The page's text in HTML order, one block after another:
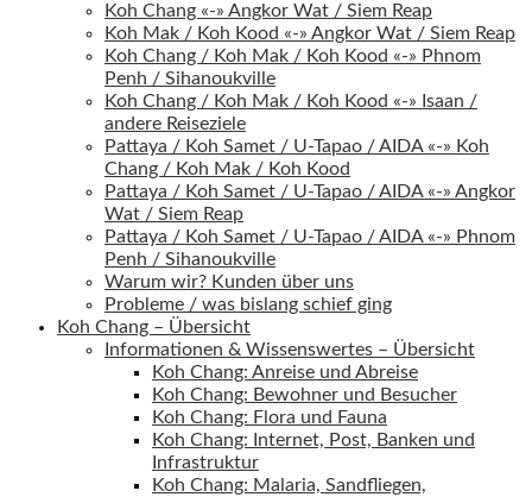
Koh Chang «-» Angkor Wat / Siem Reap
Koh Mak / Koh Kood «-» Angkor Wat / Siem Reap
Koh Chang / Koh Mak / Koh Kood «-» Phnom
Penh / Sihanoukville
Koh Chang / Koh Mak / Koh Kood «-» Isaan /
andere Reiseziele
Pattaya / Koh Samet / U-Tapao / AIDA «-» Koh
Chang / Koh Mak / Koh Kood
Pattaya / Koh Samet / U-Tapao / AIDA «-» Angkor
Wat / Siem Reap
Pattaya / Koh Samet / U-Tapao / AIDA «-» Phnom
Penh / Sihanoukville
Warum wir? Kunden über uns
Probleme / was bislang schief ging
Koh Chang – Übersicht
Informationen & Wissenswertes – Übersicht
Koh Chang: Anreise und Abreise
Koh Chang: Bewohner und Besucher
Koh Chang: Flora und Fauna
Koh Chang: Internet, Post, Banken und
Infrastruktur
Koh Chang: Malaria, Sandfliegen,